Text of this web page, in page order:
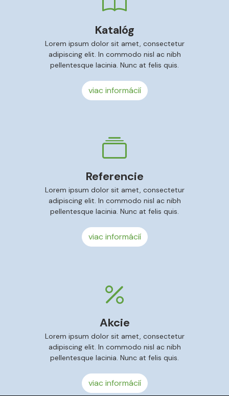
Katalóg
Lorem ipsum dolor sit amet, consectetur
adipiscing elit. In commodo nisl ac nibh
pellentesque lacinia. Nunc at felis quis.
viac informácií
Referencie
Lorem ipsum dolor sit amet, consectetur
adipiscing elit. In commodo nisl ac nibh
pellentesque lacinia. Nunc at felis quis.
viac informácií
Akcie
Lorem ipsum dolor sit amet, consectetur
adipiscing elit. In commodo nisl ac nibh
pellentesque lacinia. Nunc at felis quis.
viac informácií